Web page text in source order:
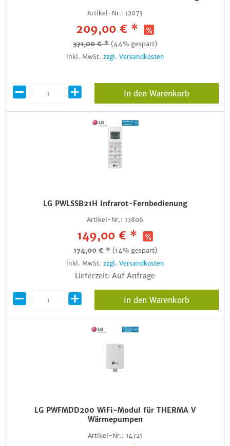
Artikel-Nr.: 12073
209,00 € *
371,00 € * (44% gespart)
inkl. MwSt. zzgl. Versandkosten
In den Warenkorb
LG PWLSSB21H Infrarot-Fernbedienung
Artikel-Nr.: 17806
149,00 € *
174,00 € * (14% gespart)
inkl. MwSt. zzgl. Versandkosten
Lieferzeit: Auf Anfrage
In den Warenkorb
LG PWFMDD200 WiFi-Modul für THERMA V
Wärmepumpen
Artikel-Nr.: 14721